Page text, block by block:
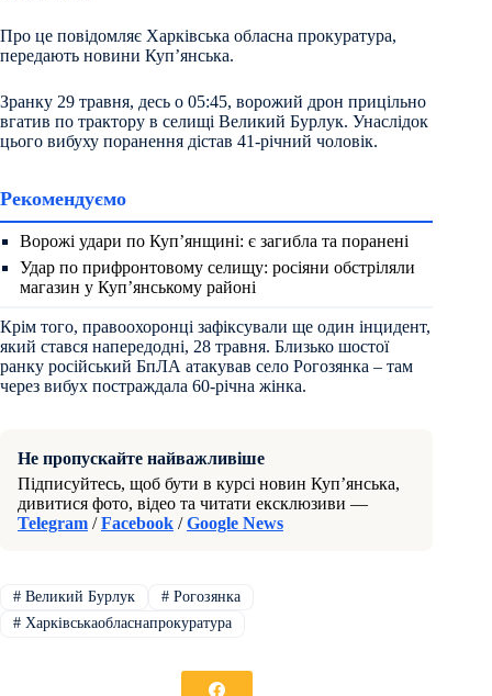
Про це повідомляє Харківська обласна прокуратура,
передають новини Куп’янська.
Зранку 29 травня, десь о 05:45, ворожий дрон прицільно
вгатив по трактору в селищі Великий Бурлук. Унаслідок
цього вибуху поранення дістав 41-річний чоловік.
Рекомендуємо
Ворожі удари по Куп’янщині: є загибла та поранені
Удар по прифронтовому селищу: росіяни обстріляли
магазин у Куп’янському районі
Крім того, правоохоронці зафіксували ще один інцидент,
який стався напередодні, 28 травня. Близько шостої
ранку російський БпЛА атакував село Рогозянка – там
через вибух постраждала 60-річна жінка.
Не пропускайте найважливіше
Підписуйтесь, щоб бути в курсі новин Куп’янська,
дивитися фото, відео та читати ексклюзиви —
Telegram /Facebook /Google News
#Великий Бурлук #Рогозянка
#Харківськаобласнапрокуратура